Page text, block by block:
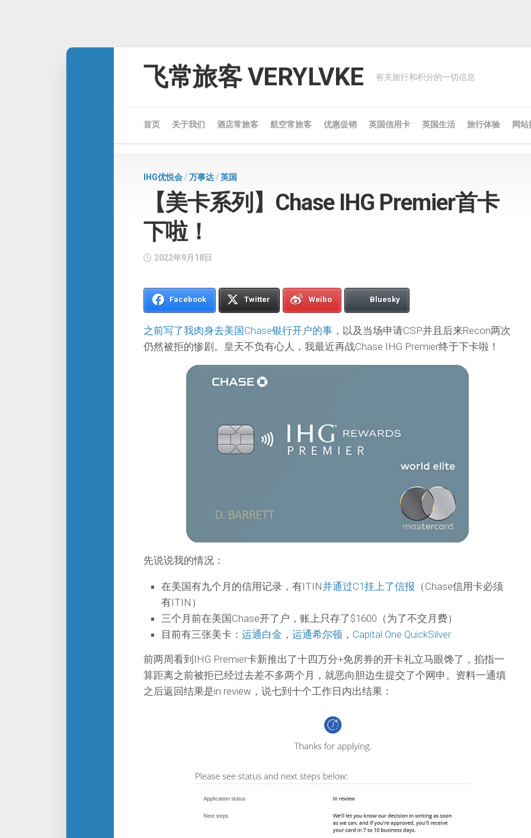
飞常旅客 VERYLVKE 有关旅行和积分的一切信息
首页 关于我们 酒店常旅客 航空常旅客 优惠促销 英国信用卡 英国生活 旅行体验 网
IHG优悦会/万事达/英国
【美卡系列】Chase IHG Premier首卡
下啦！
2022年9月18日
Facebook Twitter Weibo Bluesky
之前写了我肉身去美国Chase银行开户的事 ，以及当场申请CSP并且后来Recon两次
仍然被拒的惨剧。皇天不负有心人，我最近再战Chase IHG Premier终于下卡啦！
先说说我的情况：
在美国有九个月的信用记录，有ITIN并通过C1挂上了信报 （Chase信用卡必须
有ITIN）
三个月前在美国Chase开了户，账上只存了$1600（为了不交月费）
目前有三张美卡： 运通白金 ， 运通希尔顿 ， Capital One QuickSilver
前两周看到IHG Premier卡新推出了十四万分+免房券的开卡礼立马眼馋了，掐指一
算距离之前被拒已经过去差不多两个月，就恶向胆边生提交了个网申。资料一通填
之后返回结果是in review，说七到十个工作日内出结果：